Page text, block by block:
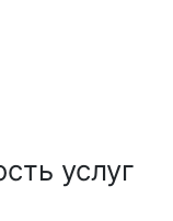
услуг